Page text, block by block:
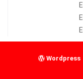
Wordpress